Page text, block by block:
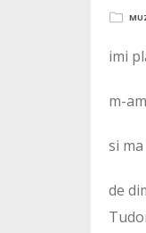
imi
m-
si
de